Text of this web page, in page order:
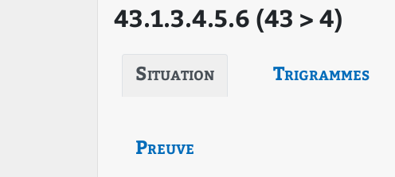
43.1.3.4.5.6 (43 > 4)
Situation Trigrammes
Preuve